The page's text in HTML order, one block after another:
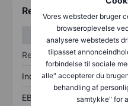
Vores websteder bruger
browseroplevelse
analysere webstedets
tilpasset
forbindelse til sociale
alle" accepterer du
behandling af
samtykke" for
Regnskabstal
Resultatopgørelse
Indtægter
EBITDA